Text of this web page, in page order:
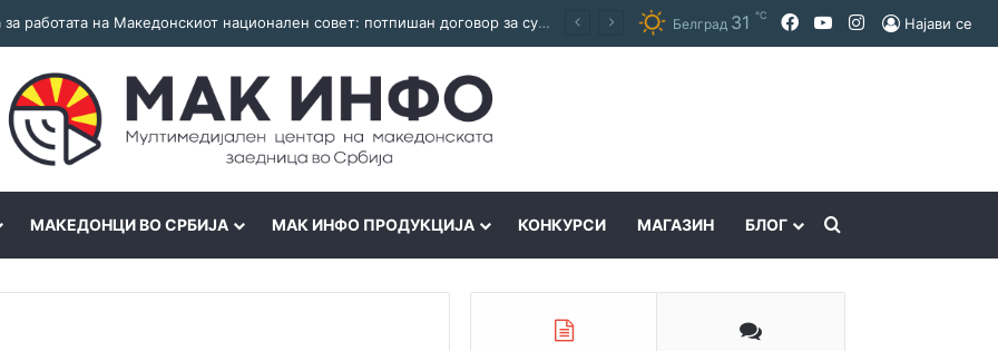
Покраинска поддршка за работата на Македонскиот национален совет: потпишан договор за суфинансирање на активностите Белград 31 ℃ FacebookYouTubeInstagram
Најави се
МАКЕДОНЦИ ВО СРБИЈА МАК ИНФО ПРОДУКЦИЈА КОНКУРСИ МАГАЗИН БЛОГ